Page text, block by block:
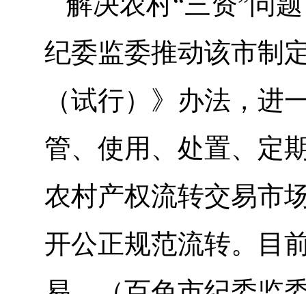
纪委监委推动该市制
（试行）》办法，进
管、使用、处置、定
农村产权流转交易市
开公正规范流转。目